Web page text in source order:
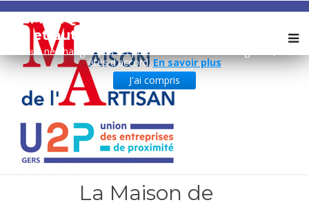
REMARQUE ! Ce site utilise des cookies
et autres technologies similaires.
Si vous ne changez pas les paramètres de votre navigateur, vous
êtes d'accord.En savoir plus
J'ai compris
La Maison de